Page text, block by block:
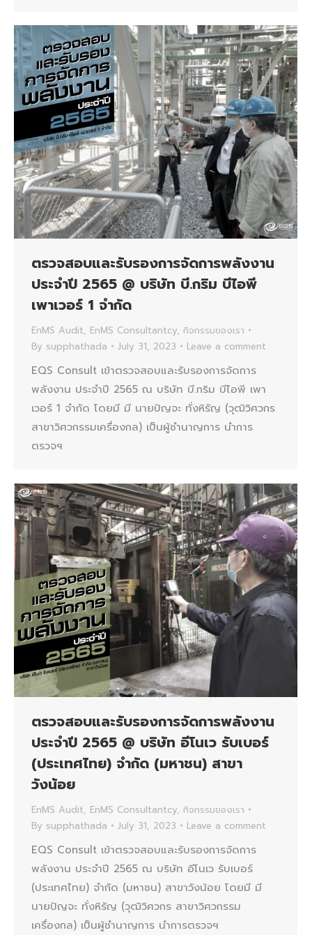
ตรวจสอบและรับรองการจัดการพลังงาน
ประจำปี 2565 @ บริษัท บี.กริม บีไอพี
เพาเวอร์ 1 จำกัด
EnMS Audit, EnMS Consultantcy, กิจกรรมของเรา
By supphathada July 31, 2023 Leave a comment
EQS Consult เข้าตรวจสอบและรับรองการจัดการ
พลังงาน ประจำปี 2565 ณ บริษัท บี.กริม บีไอพี เพา
เวอร์ 1 จำกัด โดยมี มี นายปัญจะ ทั่งหิรัญ (วุฒิวิศวกร
สาขาวิศวกรรมเครื่องกล) เป็นผู้ชำนาญการ นำการ
ตรวจฯ
ตรวจสอบและรับรองการจัดการพลังงาน
ประจำปี 2565 @ บริษัท อีโนเว รับเบอร์
(ประเทศไทย) จำกัด (มหาชน) สาขา
วังน้อย
EnMS Audit, EnMS Consultantcy, กิจกรรมของเรา
By supphathada July 31, 2023 Leave a comment
EQS Consult เข้าตรวจสอบและรับรองการจัดการ
พลังงาน ประจำปี 2565 ณ บริษัท อีโนเว รับเบอร์
(ประเทศไทย) จำกัด (มหาชน) สาขาวังน้อย โดยมี มี
นายปัญจะ ทั่งหิรัญ (วุฒิวิศวกร สาขาวิศวกรรม
เครื่องกล) เป็นผู้ชำนาญการ นำการตรวจฯ